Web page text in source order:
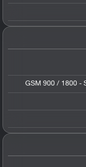
GSM 900 / 1800 -